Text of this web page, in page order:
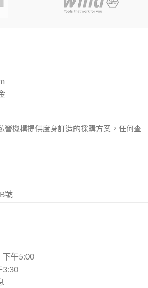
營機構提供度身訂造的採購方案，任何查
號
下午5:00
3:30